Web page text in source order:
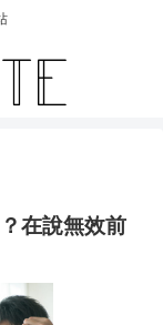
在說無效前